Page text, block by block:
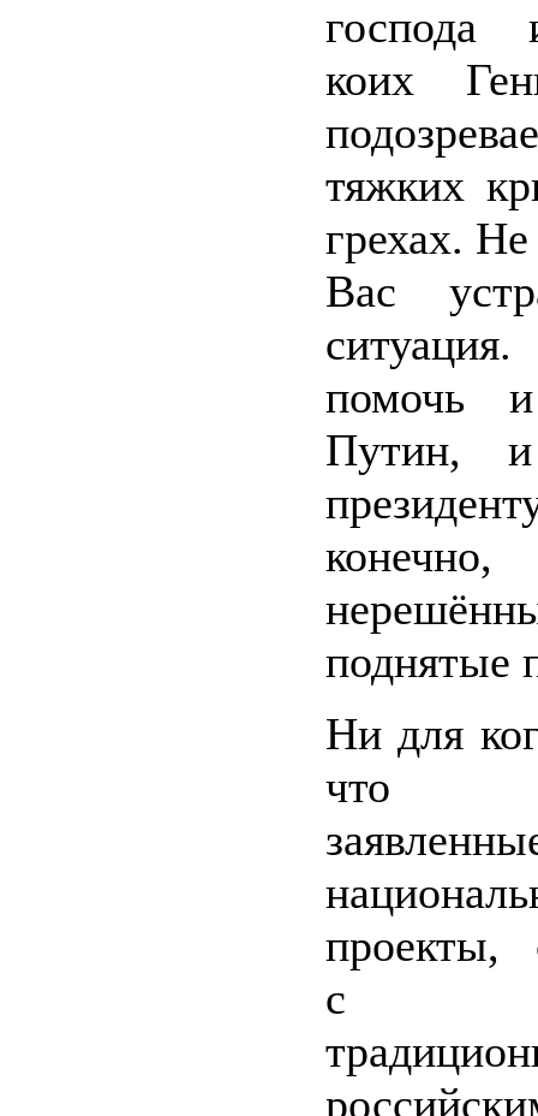
коих
тяжких
грехах.
Вас
помочь
Путин,
конечно,
поднятые
Ни для
что
проекты,
с